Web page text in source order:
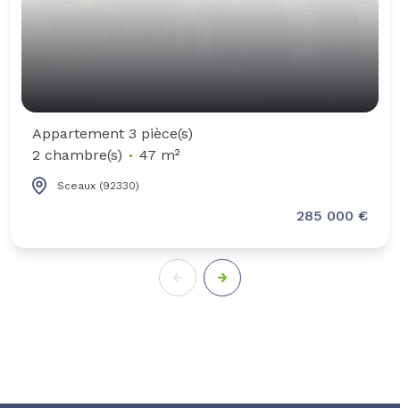
Appartement 3 pièce(s)
2 chambre(s)
47 m²
Sceaux (92330)
285 000 €